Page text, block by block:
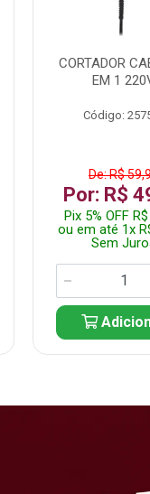
CORTADOR
EM 1
Código:
De: R$
Por: R$
Pix 5% OFF
ou em até 1x
Sem